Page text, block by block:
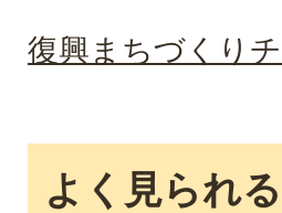
復興まちづくり
よく見られ